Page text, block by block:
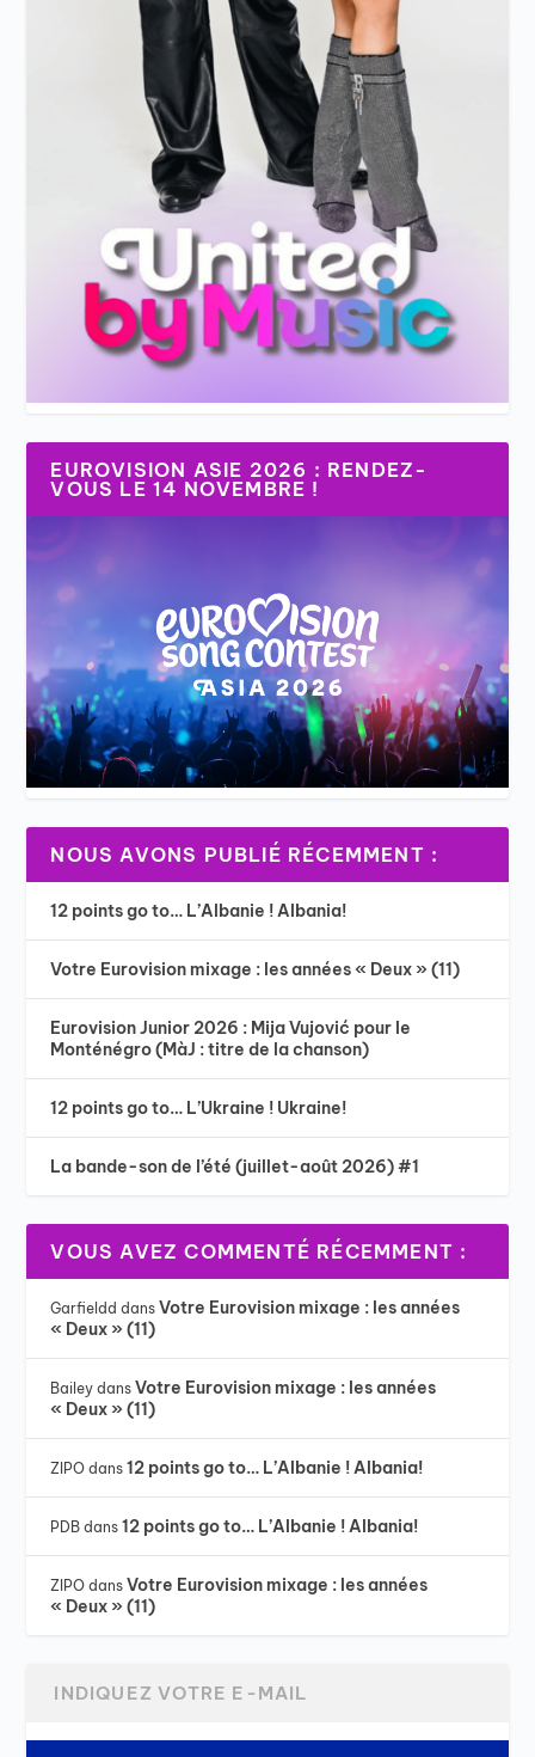
EUROVISION ASIE 2026 : RENDEZ-
VOUS LE 14 NOVEMBRE !
NOUS AVONS PUBLIÉ RÉCEMMENT :
12 points go to… L’Albanie ! Albania!
Votre Eurovision mixage : les années « Deux » (11)
Eurovision Junior 2026 : Mija Vujović pour le
Monténégro (MàJ : titre de la chanson)
12 points go to… L’Ukraine ! Ukraine!
La bande-son de l’été (juillet-août 2026) #1
VOUS AVEZ COMMENTÉ RÉCEMMENT :
Garfieldd dansVotre Eurovision mixage : les années
« Deux » (11)
Bailey dansVotre Eurovision mixage : les années
« Deux » (11)
ZIPO dans12 points go to… L’Albanie ! Albania!
PDB dans12 points go to… L’Albanie ! Albania!
ZIPO dansVotre Eurovision mixage : les années
« Deux » (11)